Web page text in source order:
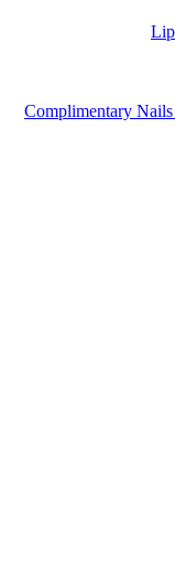
מוצרי ציפורניים משלימים - Complimentary Nails